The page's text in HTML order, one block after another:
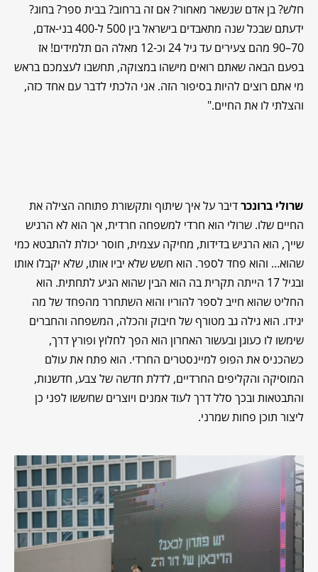
חלש? בן אדם שנשאר מאחור? אם זה ברחוב? בבית ספר? בחוג?
ידעתם שבכל שנה מתאבדים בישראל בין 500 ל-400 בני-אדם,
70–90 מהם צעירים עד גיל 24 וכ-12 מאלה הם תלמידים!
אז
בפעם הבאה שאתם רואים מישהו במצוקה, תחשבו לעצמכם בראש
מי אתם רוצים להיות בסיפור הזה. אני הלכתי לדבר עם אחד כזה,
והצלתי לו את החיים."
שרולי ברונכרדיבר על איך שיתוף ותקשורת פתוחה הצילה את
החיים שלו. שרולי הוא חרדי למשפחה חרדית, אך הוא לא הרגיש
שייך, הוא הרגיש בדידות, מחיקה עצמית, חוסר יכולת להתבטא כמי
שהוא… והוא פחד לספר. הוא חשש שלא יביו אותו, שלא יקבלו אותו
ובגיל 17 הייתה תקרית בה הוא הבין שהוא הגיע לתחתית. הוא
החליט שהוא חייב לספר להוריו והוא השתחרר מהפחד של מה
יגידו. הוא גילה גב מטורף של חיבוק והכלה, המשפחה והחברים
שימשו לו כעוגן ובעשור האחרון הוא הפך לחלוץ ופורץ דרך,
כשהכניס את הפופ למיינסטרים החרדי. הוא פתח את עולם
המוסיקה והקליפים החרדיים, לדלת חדשה של צבע, חדשנות,
והתבטאות ובכך סלל דרך לעוד אמנים ויוצרים שחששו לפני כן
ליצור תוכן פחות שמרני.